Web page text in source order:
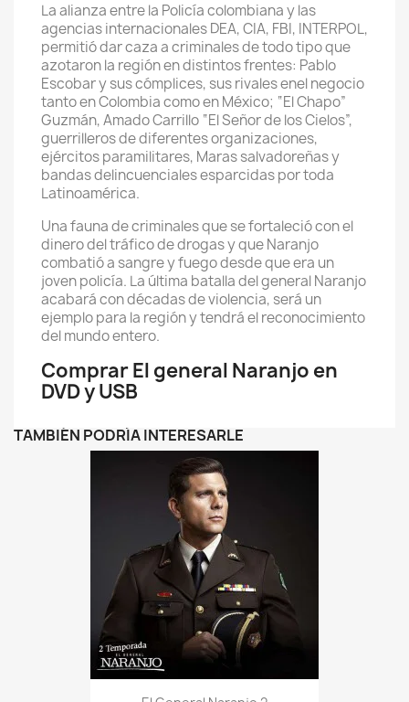
La alianza entre la Policía colombiana y las
agencias internacionales DEA, CIA, FBI, INTERPOL,
permitió dar caza a criminales de todo tipo que
azotaron la región en distintos frentes: Pablo
Escobar y sus cómplices, sus rivales enel negocio
tanto en Colombia como en México; “El Chapo”
Guzmán, Amado Carrillo “El Señor de los Cielos”,
guerrilleros de diferentes organizaciones,
ejércitos paramilitares, Maras salvadoreñas y
bandas delincuenciales esparcidas por toda
Latinoamérica.
Una fauna de criminales que se fortaleció con el
dinero del tráfico de drogas y que Naranjo
combatió a sangre y fuego desde que era un
joven policía. La última batalla del general Naranjo
acabará con décadas de violencia, será un
ejemplo para la región y tendrá el reconocimiento
del mundo entero.
Comprar El general Naranjo en
DVD y USB
TAMBIÉN PODRÍA INTERESARLE